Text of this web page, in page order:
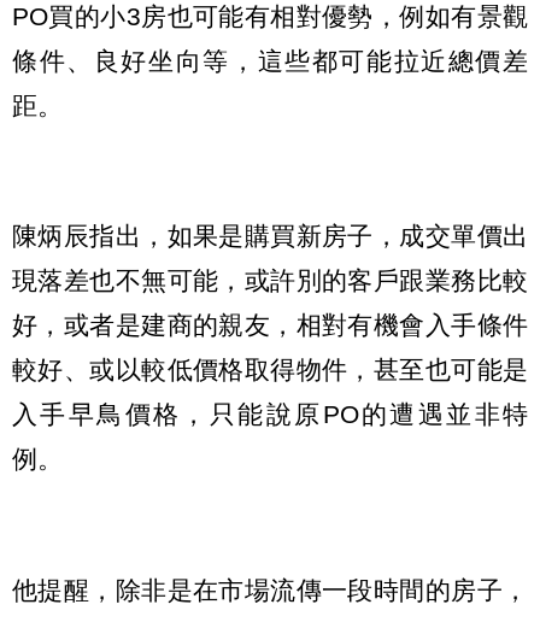
PO買的小3房也可能有相對優勢，例如有景觀
條件、良好坐向等，這些都可能拉近總價差
距。
陳炳辰指出，如果是購買新房子，成交單價出
現落差也不無可能，或許別的客戶跟業務比較
好，或者是建商的親友，相對有機會入手條件
較好、或以較低價格取得物件，甚至也可能是
入手早鳥價格，只能說原PO的遭遇並非特
例。
他提醒，除非是在市場流傳一段時間的房子，